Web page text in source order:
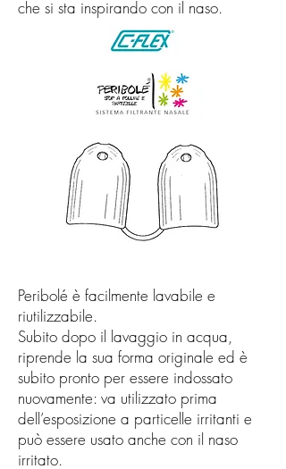
che si sta inspirando con il naso.
Peribolé è facilmente lavabile e
riutilizzabile.
Subito dopo il lavaggio in acqua,
riprende la sua forma originale ed è
subito pronto per essere indossato
nuovamente: va utilizzato prima
dell’esposizione a particelle irritanti e
può essere usato anche con il naso
irritato.